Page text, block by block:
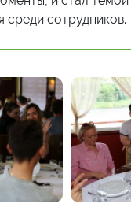
среди сотрудников.